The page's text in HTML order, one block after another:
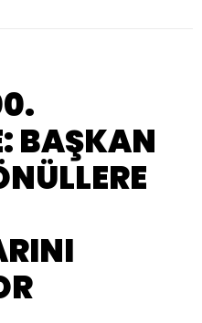
BAŞKAN